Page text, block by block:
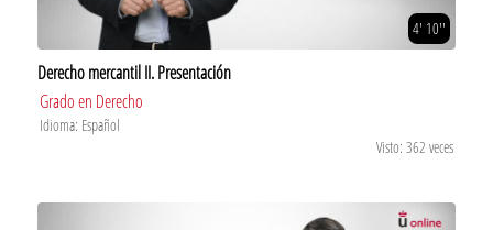
4' 10''
Derecho mercantil II. Presentación
Grado en Derecho
Idioma: Español
Visto: 362 veces